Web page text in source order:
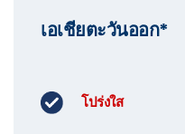
เอเชียตะวันออก*
โปร่งใส